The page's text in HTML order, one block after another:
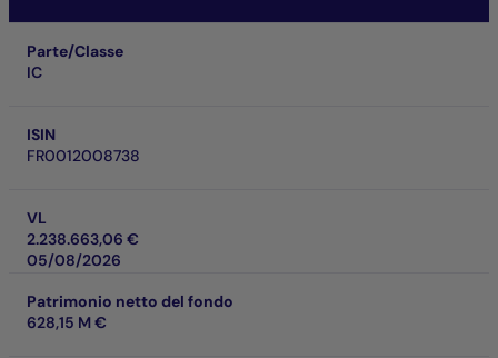
Parte/Classe
IC
ISIN
FR0012008738
VL
2.238.663,06 €
05/08/2026
Patrimonio netto del fondo
628,15 M €